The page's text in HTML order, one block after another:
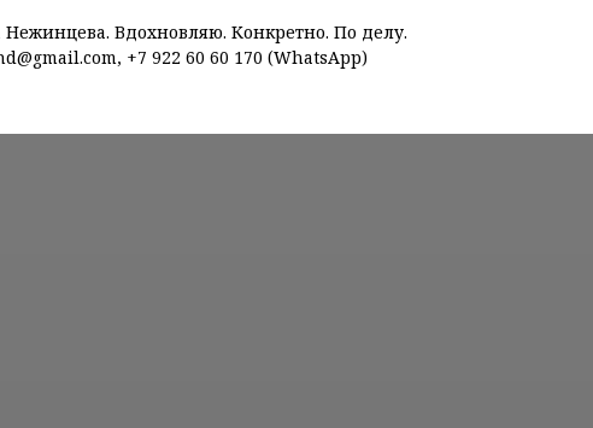
Вдохновляю. Конкретно. По делу.
+7 922 60 60 170 (WhatsApp)